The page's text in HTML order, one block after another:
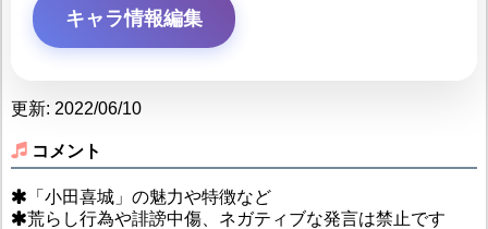
キャラ情報編集
更新: 2022/06/10
コメント
「小田喜城」の魅力や特徴など
荒らし行為や誹謗中傷、ネガティブな発言は禁止です